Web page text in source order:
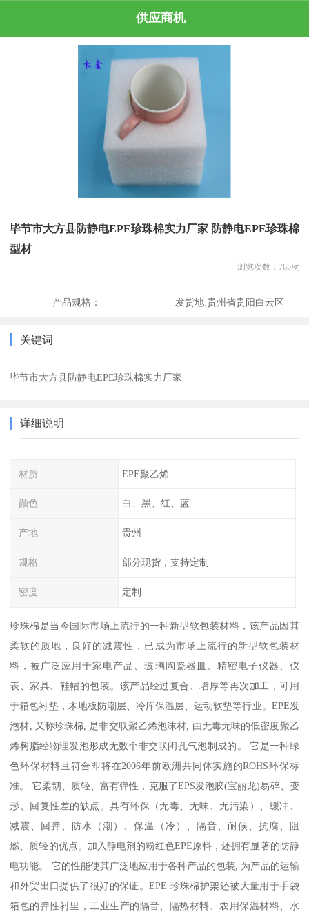
供应商机
毕节市大方县防静电EPE珍珠棉实力厂家 防静电EPE珍珠棉
型材
浏览次数： 765次
产品规格： 发货地:贵州省贵阳白云区
关键词
毕节市大方县防静电EPE珍珠棉实力厂家
详细说明
材质 EPE聚乙烯
颜色 白、黑、红、蓝
产地 贵州
规格 部分现货，支持定制
密度 定制
珍珠棉是当今国际市场上流行的一种新型软包装材料，该产品因其
柔软的质地，良好的减震性，已成为市场上流行的新型软包装材
料，被广泛应用于家电产品、玻璃陶瓷器皿、精密电子仪器、仪
表、家具、鞋帽的包装。该产品经过复合、增厚等再次加工，可用
于箱包衬垫，木地板防潮层、冷库保温层、运动软垫等行业。EPE发
泡材, 又称珍珠棉, 是非交联聚乙烯泡沫材, 由无毒无味的低密度聚乙
烯树脂经物理发泡形成无数个非交联闭孔气泡制成的。 它是一种绿
色环保材料且符合即将在2006年前欧洲共同体实施的ROHS环保标
准。 它柔韧、质轻、富有弹性，克服了EPS发泡胶(宝丽龙)易碎、变
形、回复性差的缺点。具有环保（无毒、无味、无污染）、缓冲、
减震、回弹、防水（潮）、保温（冷）、隔音、耐候、抗腐、阻
燃、质轻的优点。加入静电剂的粉红色EPE原料，还拥有显著的防静
电功能。 它的性能使其广泛地应用于各种产品的包装, 为产品的运输
和外贸出口提供了很好的保证。EPE 珍珠棉护架还被大量用于手袋
箱包的弹性衬里，工业生产的隔音、隔热材料、农用保温材料、水